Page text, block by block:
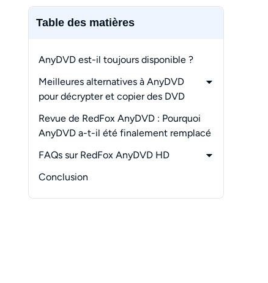
Table des matières
AnyDVD est-il toujours disponible ?
Meilleures alternatives à AnyDVD
pour décrypter et copier des DVD
- Chemin de mise à niveau 1 :
DVDFab All-In-One
des fonctionnalités puissantes :
DVDFab Passkey
Revue de RedFox AnyDVD : Pourquoi
AnyDVD a-t-il été finalement remplacé
FAQs sur RedFox AnyDVD HD
- Qu'est-il arrivé à Redfox.bz ?
Conclusion